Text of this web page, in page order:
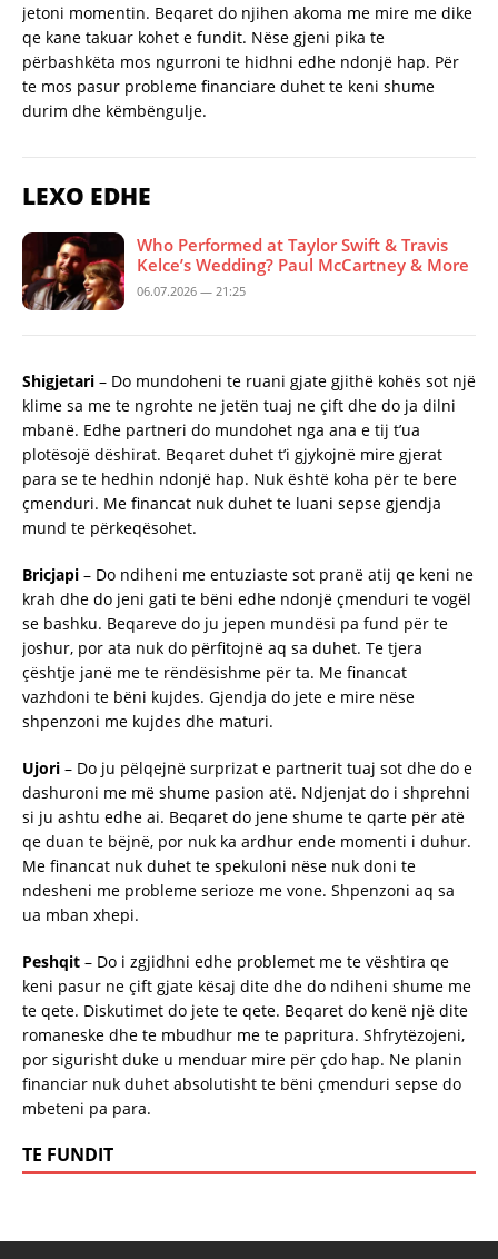
jetoni momentin. Beqaret do njihen akoma me mire me dike
qe kane takuar kohet e fundit. Nëse gjeni pika te
përbashkëta mos ngurroni te hidhni edhe ndonjë hap. Për
te mos pasur probleme financiare duhet te keni shume
durim dhe këmbëngulje.
LEXO EDHE
Who Performed at Taylor Swift & Travis
Kelce’s Wedding? Paul McCartney & More
06.07.2026 — 21:25
Shigjetari – Do mundoheni te ruani gjate gjithë kohës sot një
klime sa me te ngrohte ne jetën tuaj ne çift dhe do ja dilni
mbanë. Edhe partneri do mundohet nga ana e tij t’ua
plotësojë dëshirat. Beqaret duhet t’i gjykojnë mire gjerat
para se te hedhin ndonjë hap. Nuk është koha për te bere
çmenduri. Me financat nuk duhet te luani sepse gjendja
mund te përkeqësohet.
Bricjapi – Do ndiheni me entuziaste sot pranë atij qe keni ne
krah dhe do jeni gati te bëni edhe ndonjë çmenduri te vogël
se bashku. Beqareve do ju jepen mundësi pa fund për te
joshur, por ata nuk do përfitojnë aq sa duhet. Te tjera
çështje janë me te rëndësishme për ta. Me financat
vazhdoni te bëni kujdes. Gjendja do jete e mire nëse
shpenzoni me kujdes dhe maturi.
Ujori – Do ju pëlqejnë surprizat e partnerit tuaj sot dhe do e
dashuroni me më shume pasion atë. Ndjenjat do i shprehni
si ju ashtu edhe ai. Beqaret do jene shume te qarte për atë
qe duan te bëjnë, por nuk ka ardhur ende momenti i duhur.
Me financat nuk duhet te spekuloni nëse nuk doni te
ndesheni me probleme serioze me vone. Shpenzoni aq sa
ua mban xhepi.
Peshqit – Do i zgjidhni edhe problemet me te vështira qe
keni pasur ne çift gjate kësaj dite dhe do ndiheni shume me
te qete. Diskutimet do jete te qete. Beqaret do kenë një dite
romaneske dhe te mbudhur me te papritura. Shfrytëzojeni,
por sigurisht duke u menduar mire për çdo hap. Ne planin
financiar nuk duhet absolutisht te bëni çmenduri sepse do
mbeteni pa para.
TE FUNDIT